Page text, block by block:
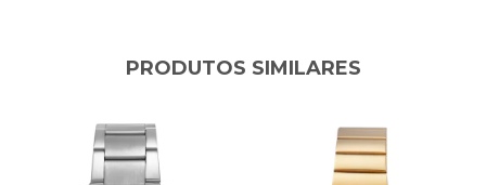
PRODUTOS SIMILARES